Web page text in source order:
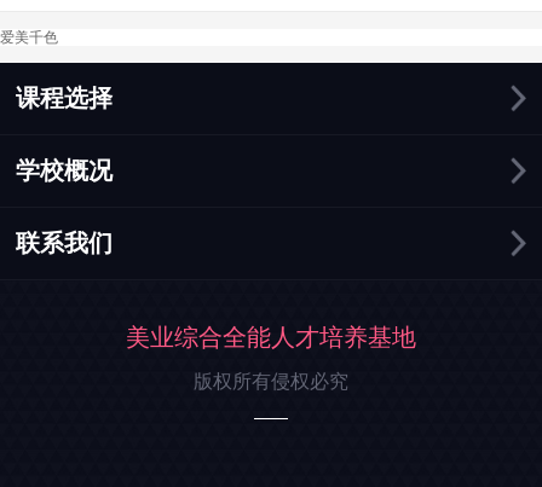
一、化妆行业需求持续增长。在
爱美千色
课程选择
学校概况
联系我们
美业综合全能人才培养基地
版权所有侵权必究